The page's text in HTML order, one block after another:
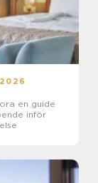
inför